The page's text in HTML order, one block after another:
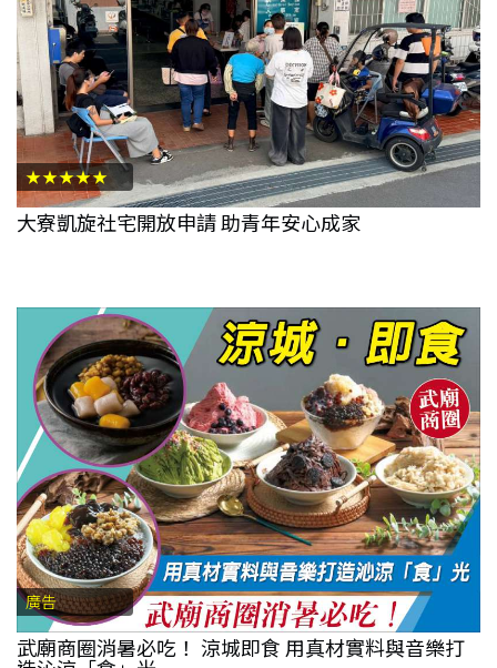
★★★★★
大寮凱旋社宅開放申請 助青年安心成家
廣告
武廟商圈消暑必吃！ 涼城即食 用真材實料與音樂打